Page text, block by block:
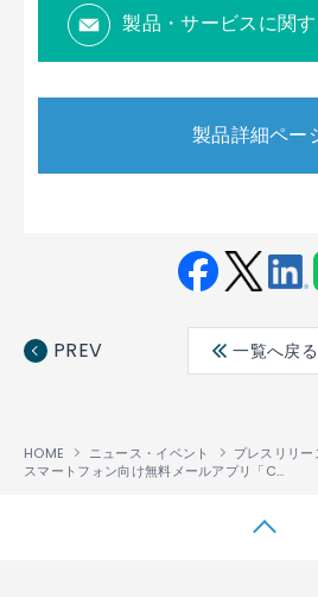
製品・サービスに関
製品詳細ペー
ebo ter
edin
PREV 一覧へ戻る
HOME ニュース・イベント
プレスリリー
スマートフォン向け無料メールアプリ「CosmoSia®」にiOS版が登場！